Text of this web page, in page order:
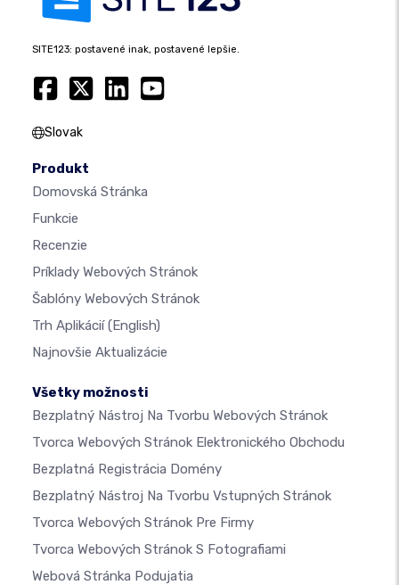
SITE123: postavené inak, postavené lepšie.
Slovak
Produkt
Domovská Stránka
Funkcie
Recenzie
Príklady Webových Stránok
Šablóny Webových Stránok
Trh Aplikácií(English)
Najnovšie Aktualizácie
Všetky možnosti
Bezplatný Nástroj Na Tvorbu Webových Stránok
Tvorca Webových Stránok Elektronického Obchodu
Bezplatná Registrácia Domény
Bezplatný Nástroj Na Tvorbu Vstupných Stránok
Tvorca Webových Stránok Pre Firmy
Tvorca Webových Stránok S Fotografiami
Webová Stránka Podujatia